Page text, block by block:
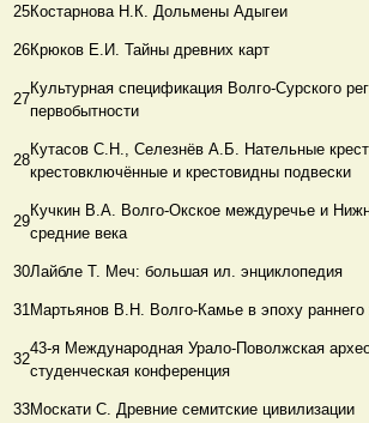
25Костарнова Н.К. Дольмены Адыгеи
26Крюков Е.И. Тайны древних карт
27
Культурная спецификация Волго-Сурского
первобытности
28
Кутасов С.Н., Селезнёв А.Б. Нательные
крестовключённые и крестовидны подвески
29
Кучкин В.А. Волго-Окское междуречье и
средние века
30Лайбле Т. Меч: большая ил. энциклопедия
31 Мартьянов В.Н. Волго-Камье в эпоху раннего
32
43-я Международная Урало-Поволжская
студенческая конференция
33Москати С. Древние семитские цивилизации